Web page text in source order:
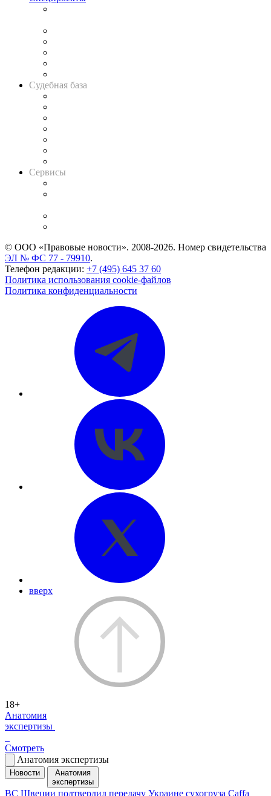
Судебная база
Сервисы
© ООО «Правовые новости». 2008-2026. Номер свидетельства
ЭЛ № ФС 77 - 79910.
Телефон редакции: +7 (495) 645 37 60
Политика использования cookie-файлов
Политика конфиденциальности
вверх
18+
Анатомия
экспертизы
Смотреть
Анатомия экспертизы
Новости
Анатомия
экспертизы
ВС Швеции подтвердил передачу Украине сухогруза Caffa